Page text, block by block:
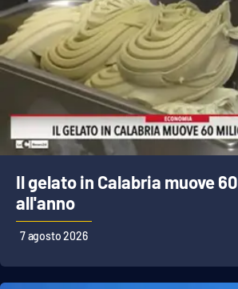
Il gelato in Calabria muove
all'anno
7 agosto 2026